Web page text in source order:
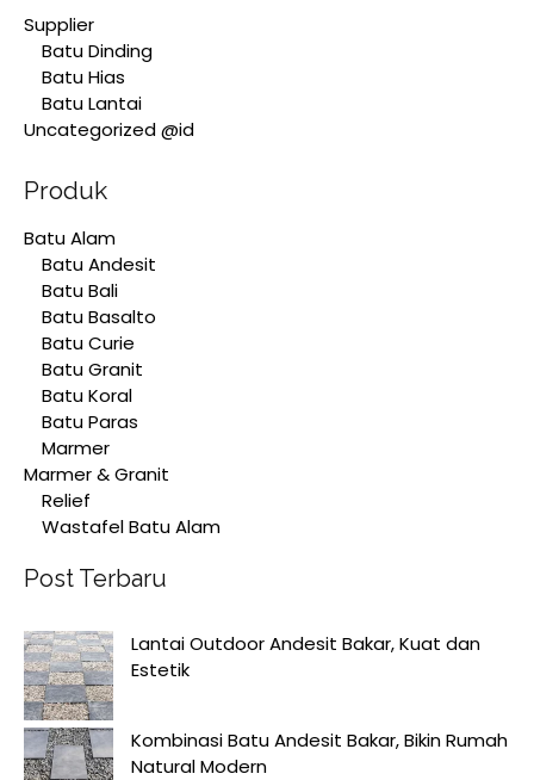
Supplier
Batu Dinding
Batu Hias
Batu Lantai
Uncategorized @id
Produk
Batu Alam
Batu Andesit
Batu Bali
Batu Basalto
Batu Curie
Batu Granit
Batu Koral
Batu Paras
Marmer
Marmer & Granit
Relief
Wastafel Batu Alam
Post Terbaru
Lantai Outdoor Andesit Bakar, Kuat dan
Estetik
Kombinasi Batu Andesit Bakar, Bikin Rumah
Natural Modern